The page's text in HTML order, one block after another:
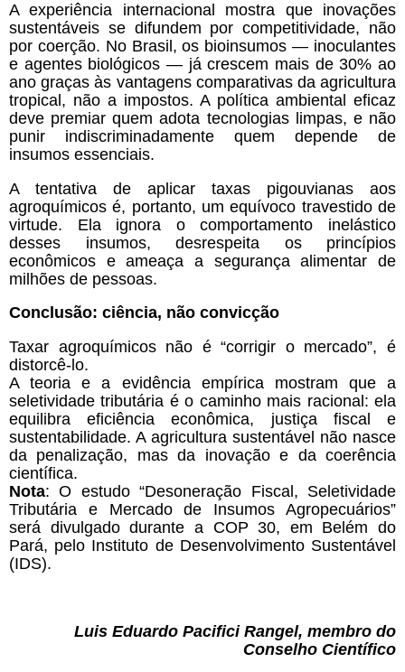
A experiência internacional mostra que inovações
sustentáveis se difundem por competitividade, não
por coerção. No Brasil, os bioinsumos — inoculantes
e agentes biológicos — já crescem mais de 30% ao
ano graças às vantagens comparativas da agricultura
tropical, não a impostos. A política ambiental eficaz
deve premiar quem adota tecnologias limpas, e não
punir indiscriminadamente quem depende de
insumos essenciais.
A tentativa de aplicar taxas pigouvianas aos
agroquímicos é, portanto, um equívoco travestido de
virtude. Ela ignora o comportamento inelástico
desses insumos, desrespeita os princípios
econômicos e ameaça a segurança alimentar de
milhões de pessoas.
Conclusão: ciência, não convicção
Taxar agroquímicos não é “corrigir o mercado”, é
distorcê-lo.
A teoria e a evidência empírica mostram que a
seletividade tributária é o caminho mais racional: ela
equilibra eficiência econômica, justiça fiscal e
sustentabilidade. A agricultura sustentável não nasce
da penalização, mas da inovação e da coerência
científica.
Nota: O estudo “Desoneração Fiscal, Seletividade
Tributária e Mercado de Insumos Agropecuários”
será divulgado durante a COP 30, em Belém do
Pará, pelo Instituto de Desenvolvimento Sustentável
(IDS).
Luis Eduardo Pacifici Rangel, membro do
Conselho Científico